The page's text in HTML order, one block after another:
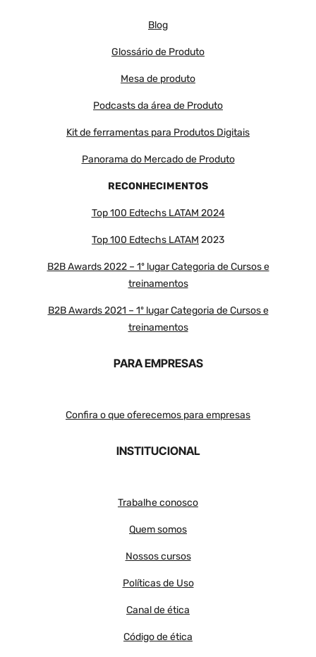
Blog
Glossário de Produto
Mesa de produto
Podcasts da área de Produto
Kit de ferramentas para Produtos Digitais
Panorama do Mercado de Produto
RECONHECIMENTOS
Top 100 Edtechs LATAM 2024
Top 100 Edtechs LATAM 2023
B2B Awards 2022 – 1º lugar Categoria de Cursos e
treinamentos
B2B Awards 2021 – 1º lugar Categoria de Cursos e
treinamentos
PARA EMPRESAS
Confira o que oferecemos para empresas
INSTITUCIONAL
Trabalhe conosco
Quem somos
Nossos cursos
Políticas de Uso
Canal de ética
Código de ética